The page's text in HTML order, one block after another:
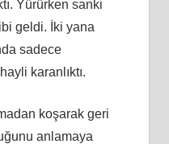
Yürürken sanki
geldi. İki yana
sadece
karanlıktı.
koşarak geri
anlamaya